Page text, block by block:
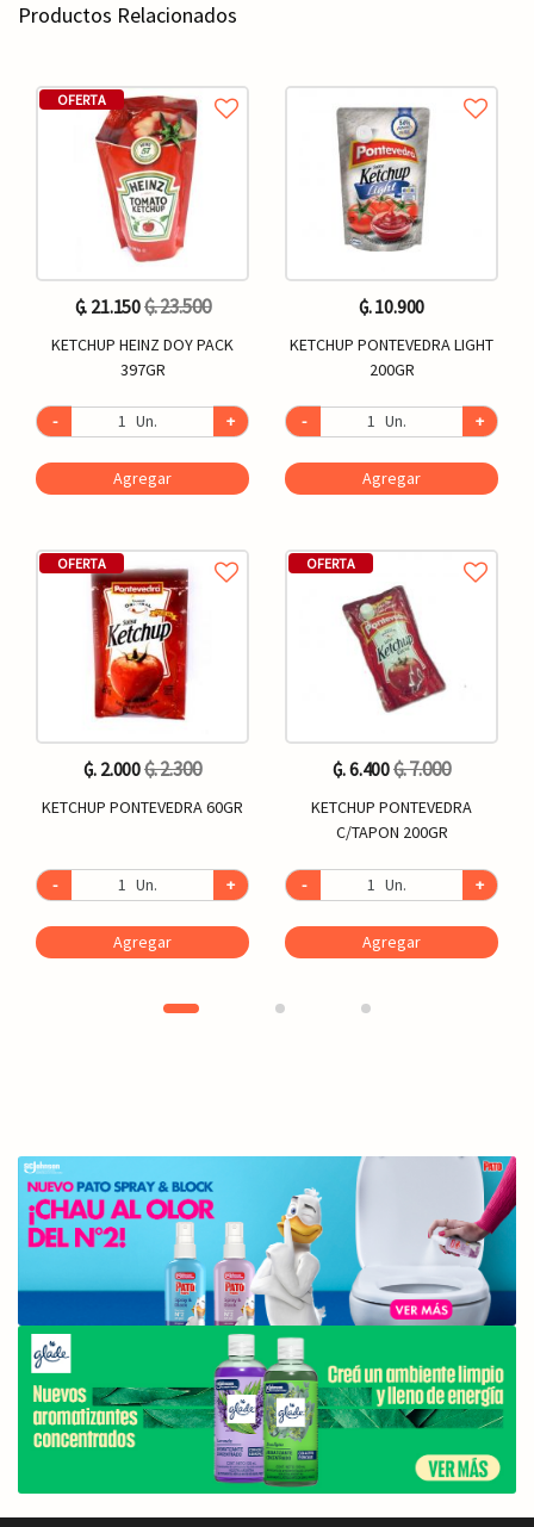
Productos Relacionados
OFERTA
₲. 21.150₲. 23.500
KETCHUP HEINZ DOY PACK
397GR
- Un. +
Agregar
OFERTA
₲. 2.000₲. 2.300
KETCHUP PONTEVEDRA 60GR
- Un. +
Agregar
₲. 10.900
KETCHUP PONTEVEDRA LIGHT
200GR
- Un. +
Agregar
OFERTA
₲. 6.400₲. 7.000
KETCHUP PONTEVEDRA
C/TAPON 200GR
- Un. +
Agregar